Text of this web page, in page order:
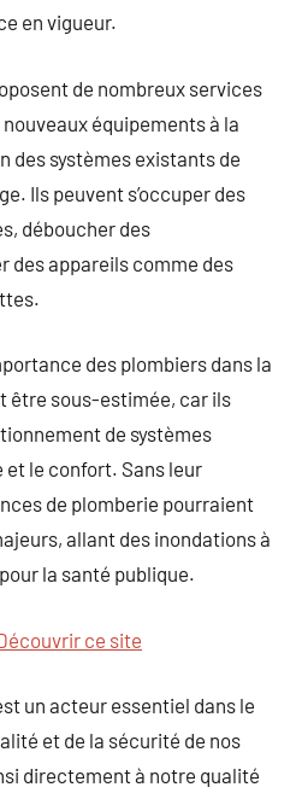
en vigueur.
de nombreux services
équipements à la
des systèmes existants de
Ils peuvent s’occuper des
déboucher des
des appareils comme des
des plombiers dans la
être sous-estimée, car ils
de systèmes
et le confort. Sans leur
de plomberie pourraient
allant des inondations à
la santé publique.
ce site
un acteur essentiel dans le
et de la sécurité de nos
directement à notre qualité